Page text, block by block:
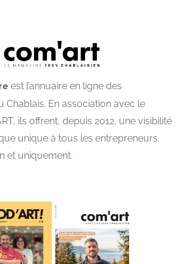
est l’annuaire en ligne des
Chablais. En association avec le
ils offrent, depuis 2012, une visibilité
unique à tous les entrepreneurs.
et uniquement.